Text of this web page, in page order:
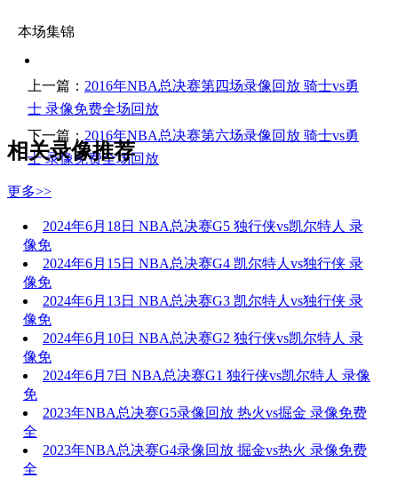
本场集锦
上一篇： 2016年NBA总决赛第四场录像回放 骑士vs勇
士 录像免费全场回放
下一篇： 2016年NBA总决赛第六场录像回放 骑士vs勇
士 录像免费全场回放
相关录像推荐
更多>>
2024年6月18日 NBA总决赛G5 独行侠vs凯尔特人 录
像免
2024年6月15日 NBA总决赛G4 凯尔特人vs独行侠 录
像免
2024年6月13日 NBA总决赛G3 凯尔特人vs独行侠 录
像免
2024年6月10日 NBA总决赛G2 独行侠vs凯尔特人 录
像免
2024年6月7日 NBA总决赛G1 独行侠vs凯尔特人 录像
免
2023年NBA总决赛G5录像回放 热火vs掘金 录像免费
全
2023年NBA总决赛G4录像回放 掘金vs热火 录像免费
全